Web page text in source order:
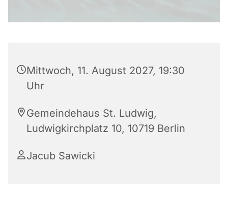
Mittwoch, 11. August 2027, 19:30
Uhr
Gemeindehaus St. Ludwig,
Ludwigkirchplatz 10, 10719 Berlin
Jacub Sawicki